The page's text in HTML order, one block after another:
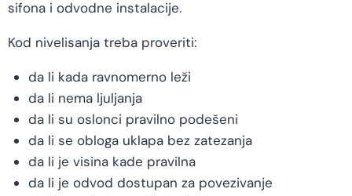
sifona i odvodne instalacije.
Kod nivelisanja treba proveriti:
da li kada ravnomerno leži
da li nema ljuljanja
da li su oslonci pravilno podešeni
da li se obloga uklapa bez zatezanja
da li je visina kade pravilna
da li je odvod dostupan za povezivanje